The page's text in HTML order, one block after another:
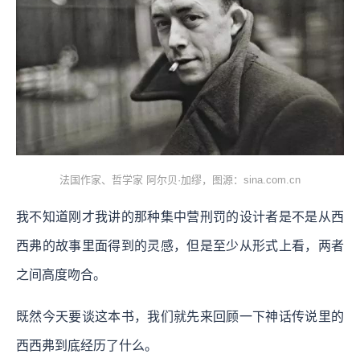
法国作家、哲学家 阿尔贝·加缪，图源：sina.com.cn
我不知道刚才我讲的那种集中营刑罚的设计者是不是从西
西弗的故事里面得到的灵感，但是至少从形式上看，两者
之间高度吻合。
既然今天要谈这本书，我们就先来回顾一下神话传说里的
西西弗到底经历了什么。